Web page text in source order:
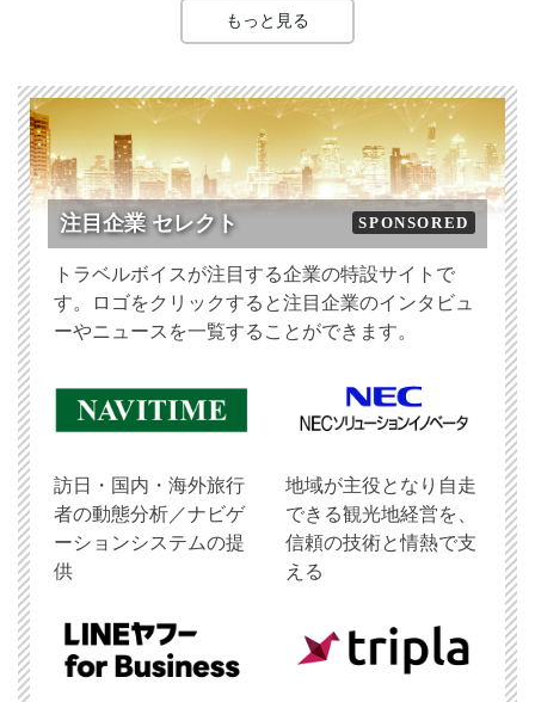
もっと見る
注目企業 セレクト SPONSORED
トラベルボイスが注目する企業の特設サイトで
す。ロゴをクリックすると注目企業のインタビュ
ーやニュースを一覧することができます。
訪日・国内・海外旅行
者の動態分析／ナビゲ
ーションシステムの提
供
地域が主役となり自走
できる観光地経営を、
信頼の技術と情熱で支
える